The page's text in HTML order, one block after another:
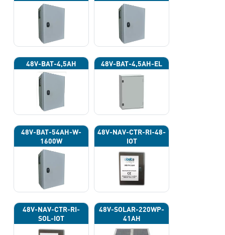
48V-BAT-4,5AH 48V-BAT-4,5AH-EL
48V-BAT-54AH-W-
1600W
48V-NAV-CTR-RI-48-
IOT
48V-NAV-CTR-RI-
SOL-IOT
48V-SOLAR-220WP-
41AH